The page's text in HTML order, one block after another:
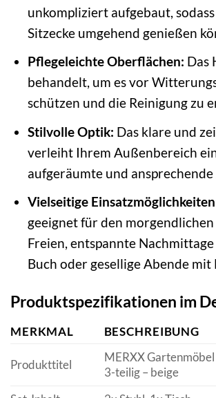
unkompliziert aufgebaut,
Sitzecke umgehend genießen
Pflegeleichte Oberflächen: Das
behandelt, um es vor
schützen und die Reinigung zu
Stilvolle Optik: Das klare und
verleiht Ihrem Außenbereich
aufgeräumte und ansprechende
Vielseitige
geeignet für den
Freien, entspannte
Buch oder gesellige Abende mit
Produktspezifikationen im
MERKMAL BESCHREIBUNG
Produkttitel
MERXX
3-teilig – beige